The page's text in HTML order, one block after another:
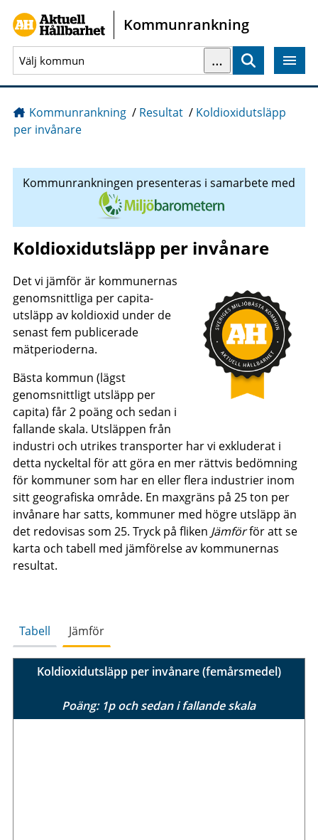
Gå direkt till sidans innehåll
Kommunrankning
…
Kommunrankning / Resultat / Koldioxidutsläpp
per invånare
Kommunrankningen presenteras i samarbete med
Koldioxidutsläpp per invånare
Det vi jämför är kommunernas
genomsnittliga per capita-
utsläpp av koldioxid under de
senast fem publicerade
mätperioderna.
Bästa kommun (lägst
genomsnittligt utsläpp per
capita) får 2 poäng och sedan i
fallande skala. Utsläppen från
industri och utrikes transporter har vi exkluderat i
detta nyckeltal för att göra en mer rättvis bedömning
för kommuner som har en eller flera industrier inom
sitt geografiska område. En maxgräns på 25 ton per
invånare har satts, kommuner med högre utsläpp än
det redovisas som 25. Tryck på fliken Jämförför att se
karta och tabell med jämförelse av kommunernas
resultat.
Tabell Jämför
Koldioxidutsläpp per invånare (femårsmedel)
Poäng: 1p och sedan i fallande skala